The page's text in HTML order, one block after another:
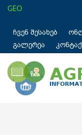
GEO
ჩვენ შესახებ
გალერეა